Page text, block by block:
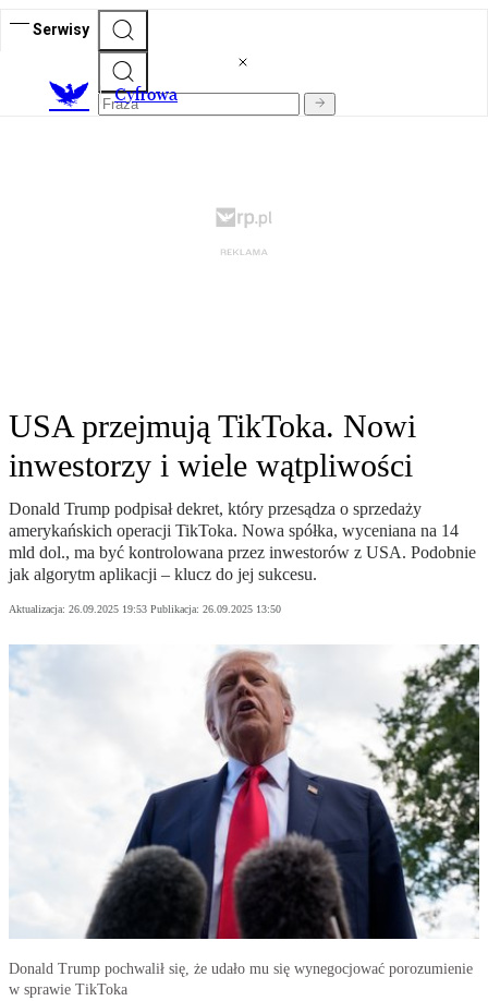
Serwisy
Cyfrowa
USA przejmują TikToka. Nowi
inwestorzy i wiele wątpliwości
Donald Trump podpisał dekret, który przesądza o sprzedaży
amerykańskich operacji TikToka. Nowa spółka, wyceniana na 14
mld dol., ma być kontrolowana przez inwestorów z USA. Podobnie
jak algorytm aplikacji – klucz do jej sukcesu.
Aktualizacja: 26.09.2025 19:53 Publikacja: 26.09.2025 13:50
Donald Trump pochwalił się, że udało mu się wynegocjować porozumienie
w sprawie TikToka